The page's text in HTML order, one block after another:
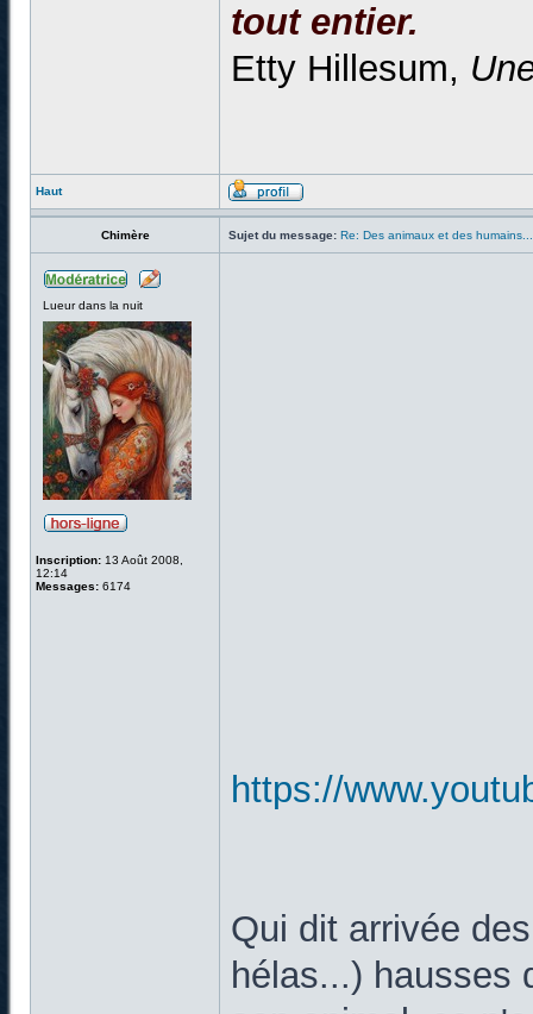
tout entier.
Etty Hillesum,
Haut
Chimère Sujet du message: Re: Des animaux et des humains...
Lueur dans la nuit
Inscription: 13 Août 2008,
12:14
Messages: 6174
https://
Qui dit arrivée
hélas...) hausses